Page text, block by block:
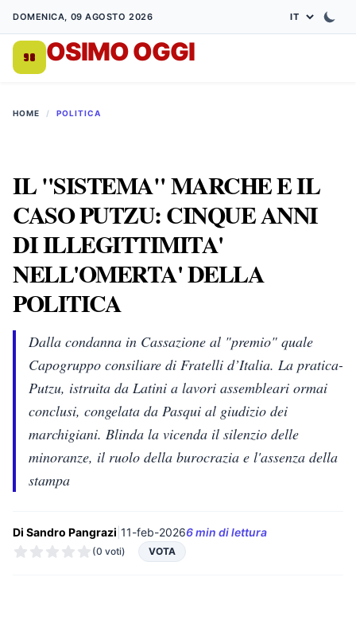
DOMENICA, 09 AGOSTO 2026
OSIMO OGGI
HOME / POLITICA
IL "SISTEMA" MARCHE E IL
CASO PUTZU: CINQUE ANNI
DI ILLEGITTIMITA'
NELL'OMERTA' DELLA
POLITICA
Dalla condanna in Cassazione al "premio" quale
Capogruppo consiliare di Fratelli d’Italia. La pratica-
Putzu, istruita da Latini a lavori assembleari ormai
conclusi, congelata da Pasqui al giudizio dei
marchigiani. Blinda la vicenda il silenzio delle
minoranze, il ruolo della burocrazia e l'assenza della
stampa
Di Sandro Pangrazi 11-feb-20266 min di lettura
(0 voti) VOTA